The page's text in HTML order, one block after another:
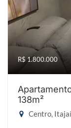
R$ 1.800.000
138m²
Centro,